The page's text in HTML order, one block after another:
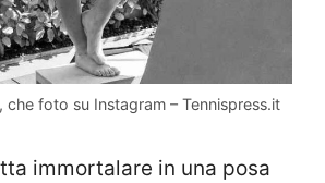
che foto su Instagram – Tennispress.it
immortalare in una posa